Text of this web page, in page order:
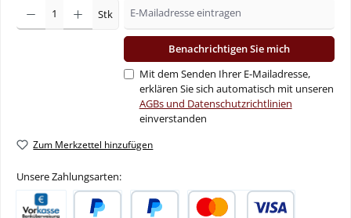
Stk
Benachrichtigen Sie mich
Mit dem Senden Ihrer E-Mailadresse,
erklären Sie sich automatisch mit unseren
AGBs und Datenschutzrichtlinien
einverstanden
Zum Merkzettel hinzufügen
Unsere Zahlungsarten: